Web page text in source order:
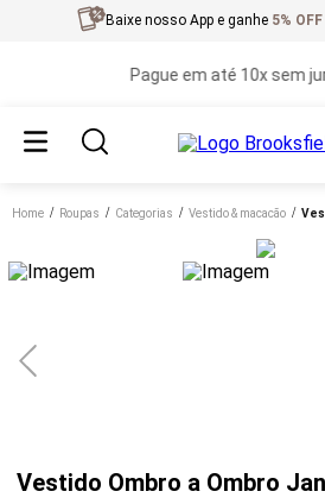
Baixe nosso App e ganhe 5% OFF
Pague em até 10x sem juros
Home roupas categorias vestido & macacão
Vestido Ombro a Ombro